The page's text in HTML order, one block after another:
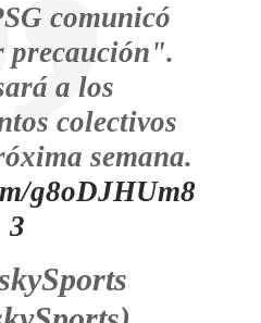
comunicó
precaución".
a los
colectivos
semana.
g8oDJHUm8
3